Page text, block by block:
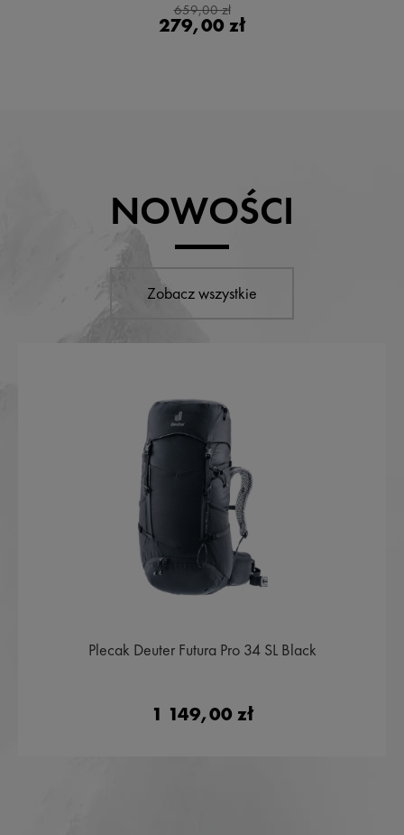
659,00 zł
279,00 zł
NOWOŚCI
Zobacz wszystkie
Plecak Deuter Futura Pro 34 SL Black
1 149,00 zł